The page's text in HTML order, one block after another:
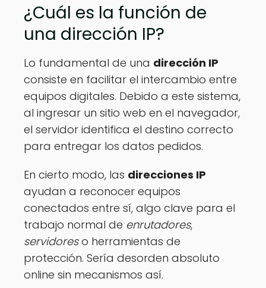
¿Cuál es la función de
una dirección IP?
Lo fundamental de una dirección IP
consiste en facilitar el intercambio entre
equipos digitales. Debido a este sistema,
al ingresar un sitio web en el navegador,
el servidor identifica el destino correcto
para entregar los datos pedidos.
En cierto modo, las direcciones IP
ayudan a reconocer equipos
conectados entre sí, algo clave para el
trabajo normal de enrutadores,
servidoreso herramientas de
protección. Sería desorden absoluto
online sin mecanismos así.